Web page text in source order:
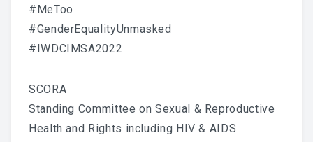
#MeToo
#GenderEqualityUnmasked
#IWDCIMSA2022
SCORA
Standing Committee on Sexual & Reproductive
Health and Rights including HIV & AIDS